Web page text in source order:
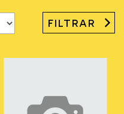
FILTRAR